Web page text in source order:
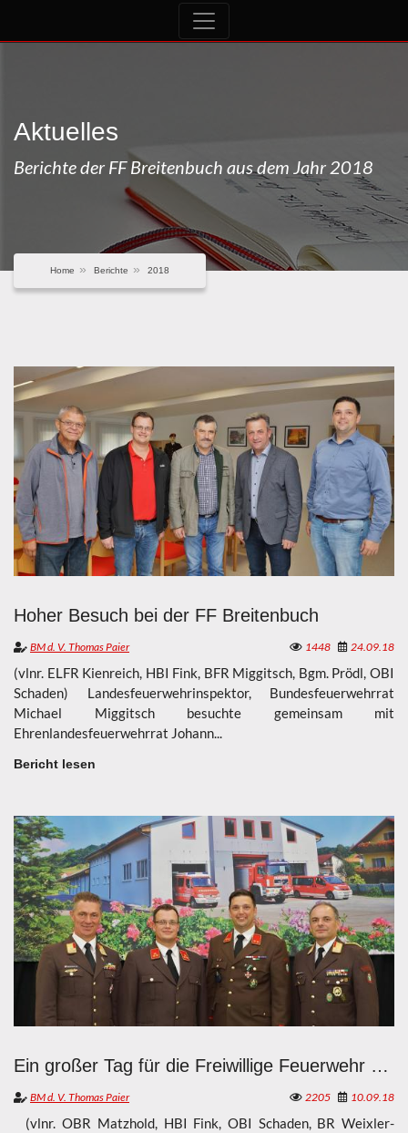
Aktuelles
Berichte der FF Breitenbuch aus dem Jahr 2018
Home Berichte 2018
Hoher Besuch bei der FF Breitenbuch
BM d. V. Thomas Paier 1448 24.09.18
(vlnr. ELFR Kienreich, HBI Fink, BFR Miggitsch, Bgm. Prödl, OBI
Schaden) Landesfeuerwehrinspektor, Bundesfeuerwehrrat
Michael Miggitsch besuchte gemeinsam mit
Ehrenlandesfeuerwehrrat Johann...
Bericht lesen
Ein großer Tag für die Freiwillige Feuerwehr Breitenbuch
BM d. V. Thomas Paier 2205 10.09.18
(vlnr. OBR Matzhold, HBI Fink, OBI Schaden, BR Weixler-